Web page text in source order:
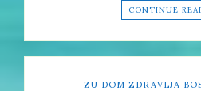
CONTINUE
ZU DOM ZDRAVLJA